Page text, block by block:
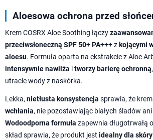
Aloesowa ochrona przed
Krem COSRX Aloe Soothing łączy
przeciwsłoneczną SPF 50+ PA+++z kojącymi
aloesu. Formuła oparta na ekstrakcie z Aloe
intensywnie nawilża itworzy barierę ochronną
utracie wody z naskórka.
Lekka, nietłusta konsystencja sprawia, że krem
wchłania, nie pozostawiając białych śladów
Wodoodporna formuła zapewnia długotrwałą
skład sprawia, że produkt jest idealny dla